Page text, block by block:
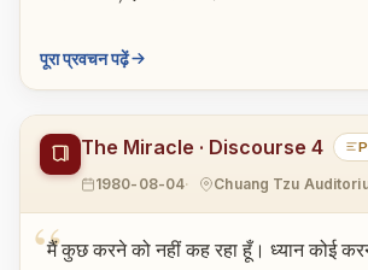
पूरा प्रवचन पढ़ें
The Miracle · Discourse 4
1980-08-04 Chuang Tzu
मैं कुछ करने को नहीं कह रहा हूँ। ध्यान कोई